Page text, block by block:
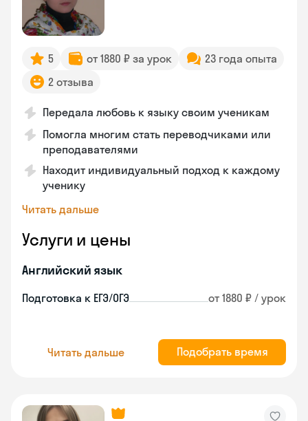
5 от 1880 ₽ за урок
23 года опыта
2 отзыва
Передала любовь к языку своим ученикам
Помогла многим стать переводчиками или
преподавателями
Находит индивидуальный подход к каждому
ученику
Читать дальше
Услуги и цены
Английский язык
Подготовка к ЕГЭ/ОГЭ от 1880 ₽ / урок
Читать дальше Подобрать время